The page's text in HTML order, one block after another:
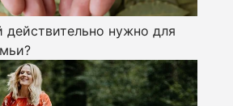
действительно нужно для